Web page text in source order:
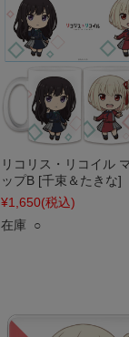
リコリス・リコイル
ップB [千束＆たきな]
¥1,650(税込)
在庫 ○